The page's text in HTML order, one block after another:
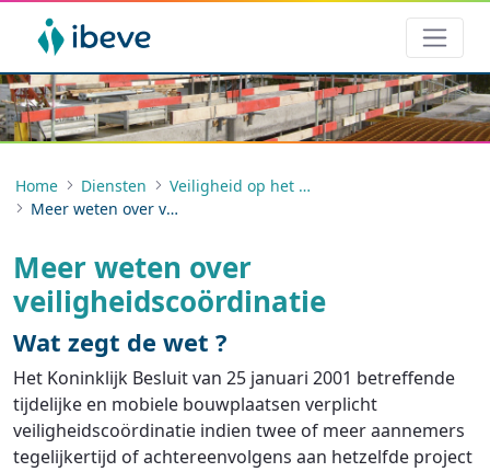
Home Diensten
Veiligheid op het werk
Meer weten over veiligheidscoördinatie
Meer weten over
veiligheidscoördinatie
Wat zegt de wet ?
Het Koninklijk Besluit van 25 januari 2001 betreffende
tijdelijke en mobiele bouwplaatsen verplicht
veiligheidscoördinatie indien twee of meer aannemers
tegelijkertijd of achtereenvolgens aan hetzelfde project